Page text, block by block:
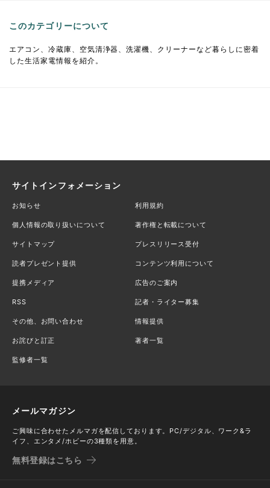
このカテゴリーについて
エアコン、冷蔵庫、空気清浄器、洗濯機、クリーナーなど暮らしに密着
した生活家電情報を紹介。
サイトインフォメーション
お知らせ 利用規約
個人情報の取り扱いについて 著作権と転載について
サイトマップ プレスリリース受付
読者プレゼント提供 コンテンツ利用について
提携メディア 広告のご案内
RSS 記者・ライター募集
その他、お問い合わせ 情報提供
お詫びと訂正 著者一覧
監修者一覧
メールマガジン
ご興味に合わせたメルマガを配信しております。PC/デジタル、ワーク&ラ
イフ、エンタメ/ホビーの3種類を用意。
無料登録はこちら